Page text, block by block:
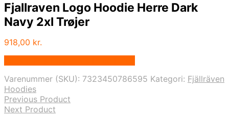
Fjallraven Logo Hoodie Herre Dark
Navy 2xl Trøjer
918,00 kr.
Varenummer (SKU): 7323450786595 Kategori: Fjällräven
Hoodies
Previous Product
Next Product